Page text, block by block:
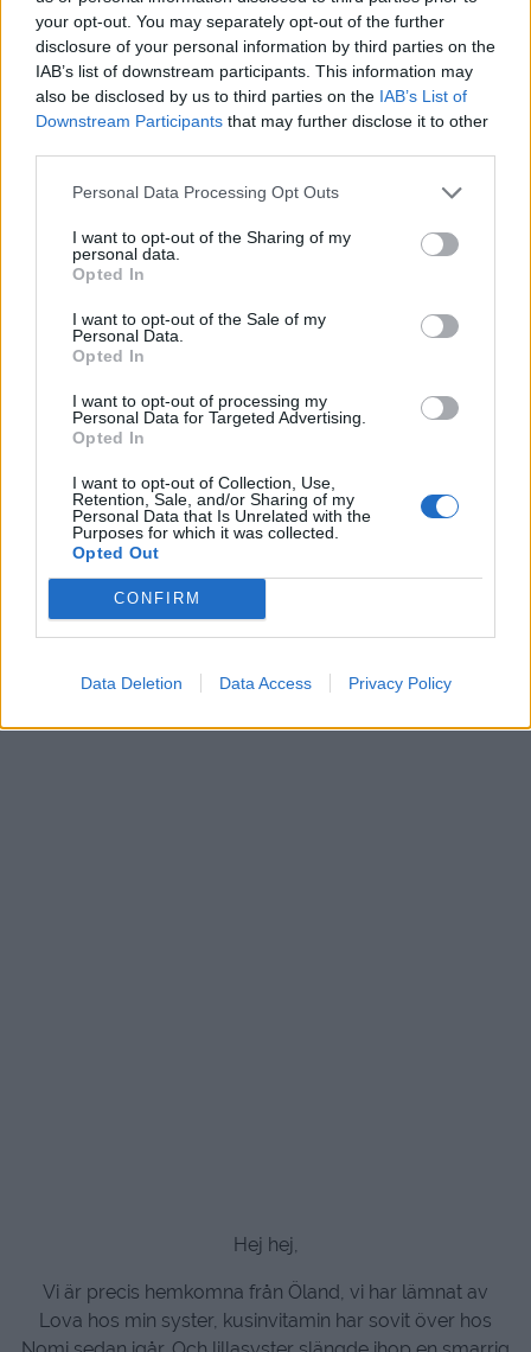
your opt-out. You may separately opt-out of the further
disclosure of your personal information by third parties on the
IAB’s list of downstream participants. This information may
also be disclosed by us to third parties on the IAB’s List of
Downstream Participants that may further disclose it to other
Personal Data Processing Opt Outs
I want to opt-out of the Sharing of my
personal data.
Opted In
I want to opt-out of the Sale of my
Personal Data.
Opted In
I want to opt-out of processing my
Personal Data for Targeted Advertising.
Opted In
I want to opt-out of Collection, Use,
Retention, Sale, and/or Sharing of my
Personal Data that Is Unrelated with the
Purposes for which it was collected.
Opted Out
CONFIRM
Data Deletion Data Access Privacy Policy
COMMENTS
Dill- & Senapssill
Hej hej,
Vi är precis hemkomna från Öland, vi har lämnat av
Lova hos min syster, kusinvitamin har sovit över hos